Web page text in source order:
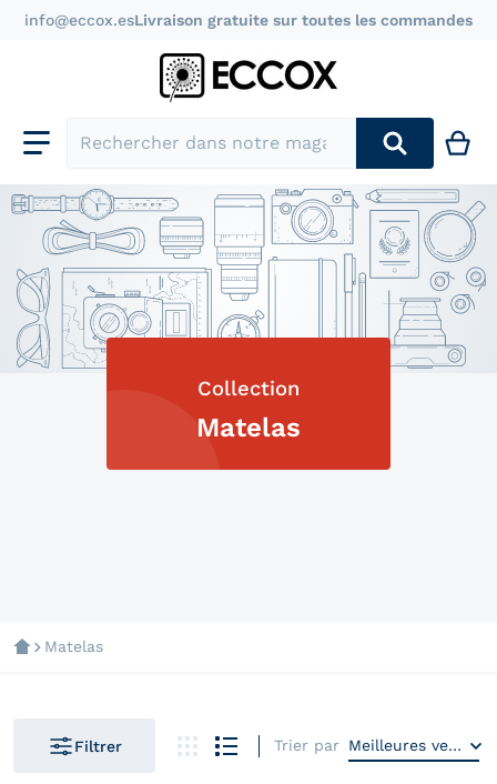
info@eccox.esLivraison gratuite sur toutes les commandes
Rechercher dans notre magasin
Collection
Matelas
Matelas
Filtrer Trier par Meilleures ventes